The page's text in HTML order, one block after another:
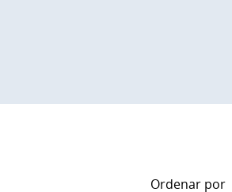
Ordenar por